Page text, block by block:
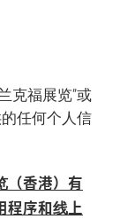
克福展览”或
任何个人信
（香港）有
程序和线上